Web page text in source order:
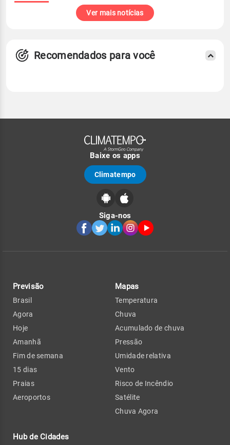
Ver mais notícias
Recomendados para você
Baixe os apps
Climatempo
Siga-nos
Previsão
Brasil
Agora
Hoje
Amanhã
Fim de semana
15 dias
Praias
Aeroportos
Hub de Cidades
Mapas
Temperatura
Chuva
Acumulado de chuva
Pressão
Umidade relativa
Vento
Risco de Incêndio
Satélite
Chuva Agora